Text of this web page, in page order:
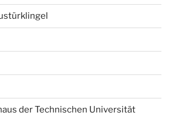
der Technischen Universität